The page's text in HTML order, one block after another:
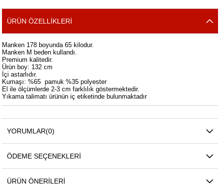
ÜRÜN ÖZELLIKLERI
Manken 178 boyunda 65 kilodur.
Manken M beden kullandı.
Premium kalitedir.
Ürün boy: 132 cm
İçi astarlıdır.
Kumaşı: %65 pamuk %35 polyester
El ile ölçümlerde 2-3 cm farklılık göstermektedir.
Yıkama talimatı ürünün iç etiketinde bulunmaktadır
YORUMLAR(0)
ÖDEME SEÇENEKLERI
ÜRÜN ÖNERILERI